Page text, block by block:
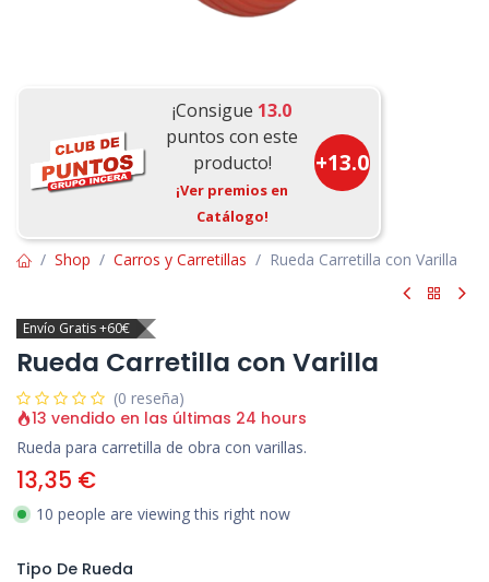
¡Consigue 13.0
puntos con este
producto!
¡Ver premios en
Catálogo!
+13.0
Shop Carros y Carretillas Rueda Carretilla con Varilla
Envío Gratis +60€
Rueda Carretilla con Varilla
(0 reseña)
13 vendido en las últimas 24 hours
Rueda para carretilla de obra con varillas.
13,35 €
10 people are viewing this right now
Tipo De Rueda